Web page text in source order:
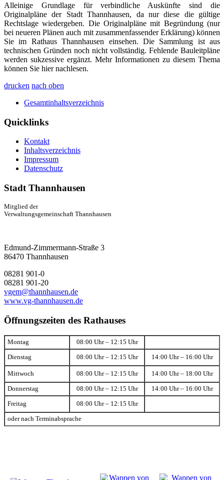
Alleinige Grundlage für verbindliche Auskünfte sind die
Originalpläne der Stadt Thannhausen, da nur diese die gültige
Rechtslage wiedergeben. Die Originalpläne mit Begründung (nur
bei neueren Plänen auch mit zusammenfassender Erklärung) können
Sie im Rathaus Thannhausen einsehen. Die Sammlung ist aus
technischen Gründen noch nicht vollständig. Fehlende Bauleitpläne
werden sukzessive ergänzt. Mehr Informationen zu diesem Thema
können Sie hier nachlesen.
drucken nach oben
Gesamtinhaltsverzeichnis
Quicklinks
Kontakt
Inhaltsverzeichnis
Impressum
Datenschutz
Stadt Thannhausen
Mitglied der
Verwaltungsgemeinschaft Thannhausen
Edmund-Zimmermann-Straße 3
86470 Thannhausen
08281 901-0
08281 901-20
vgem@thannhausen.de
www.vg-thannhausen.de
Öffnungszeiten des Rathauses
Montag 08:00 Uhr – 12:15 Uhr
Dienstag 08:00 Uhr – 12:15 Uhr 14:00 Uhr – 16:00 Uhr
Mittwoch 08:00 Uhr – 12:15 Uhr 14:00 Uhr – 18:00 Uhr
Donnerstag 08:00 Uhr – 12:15 Uhr 14:00 Uhr – 16:00 Uhr
Freitag 08:00 Uhr – 12:15 Uhr
oder nach Terminabsprache